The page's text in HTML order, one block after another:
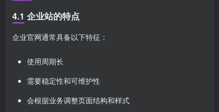
4.1 企业站的特点
企业官网通常具备以下特征：
使用周期长
需要稳定性和可维护性
会根据业务调整页面结构和样式